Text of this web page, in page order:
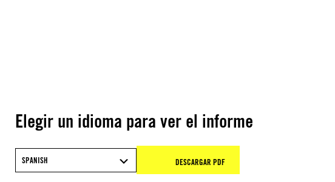
Elegir un idioma para ver el informe
SPANISH DESCARGAR PDF